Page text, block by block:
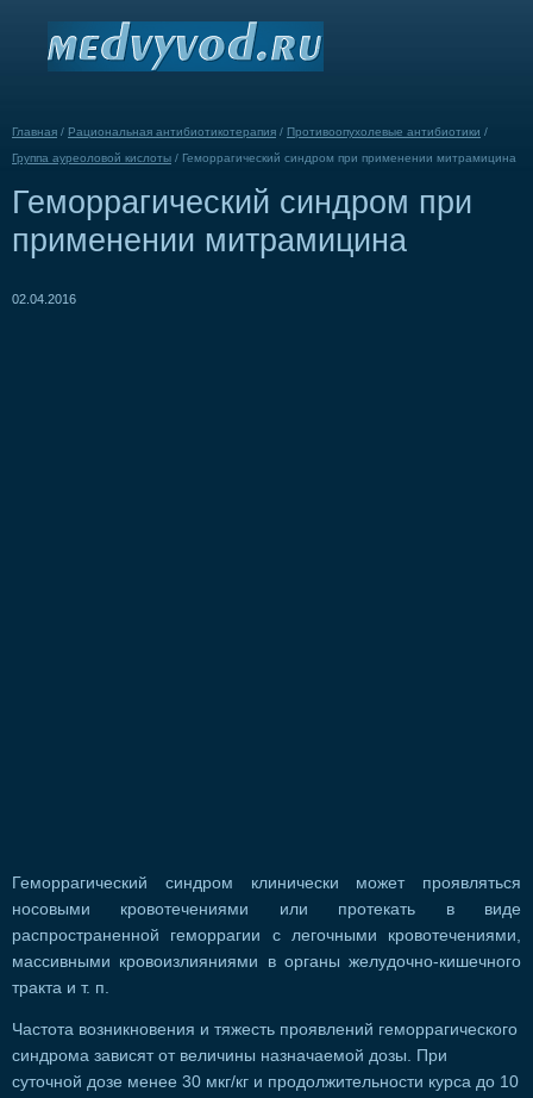
Главная / Рациональная антибиотикотерапия / Противоопухолевые антибиотики /
Группа ауреоловой кислоты / Геморрагический синдром при применении митрамицина
Геморрагический синдром при
применении митрамицина
02.04.2016
Геморрагический синдром клинически может проявляться
носовыми кровотечениями или протекать в виде
распространенной геморрагии с легочными кровотечениями,
массивными кровоизлияниями в органы желудочно-кишечного
тракта и т. п.
Частота возникновения и тяжесть проявлений геморрагического
синдрома зависят от величины назначаемой дозы. При
суточной дозе менее 30 мкг/кг и продолжительности курса до 10